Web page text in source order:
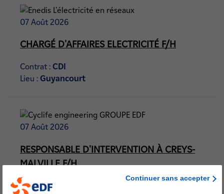
07 Août 2026
CHARGÉ D'AFFAIRES ELECTRICITÉ F/H
Contrat : CDI
Lieu : Guyancourt
07 Août 2026
RESPONSABLE D'INTERVENTION À CREYS-
MALVILLE F/H
Contrat :
Continuer sans accepter